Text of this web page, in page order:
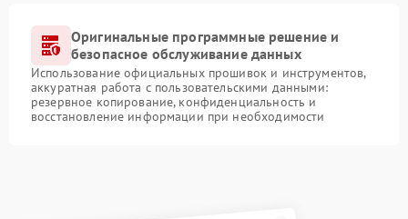
Оригинальные программные решение и
безопасное обслуживание данных
Использование официальных прошивок и инструментов,
аккуратная работа с пользовательскими данными:
резервное копирование, конфиденциальность и
восстановление информации при необходимости